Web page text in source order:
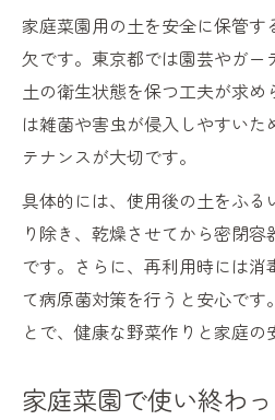
家庭菜園用の土を安全に保管す
欠です。東京都では園芸やガー
土の衛生状態を保つ工夫が求め
は雑菌や害虫が侵入しやすいた
テナンスが大切です。
具体的には、使用後の土をふ
り除き、乾燥させてから密閉
です。さらに、再利用時には消
て病原菌対策を行うと安心です
とで、健康な野菜作りと家庭の
家庭菜園で使い終わ